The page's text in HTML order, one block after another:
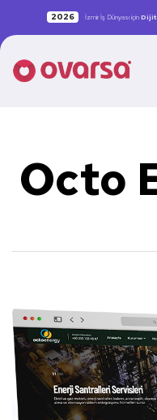
2026 İzmir İş Dünyası için
Octo